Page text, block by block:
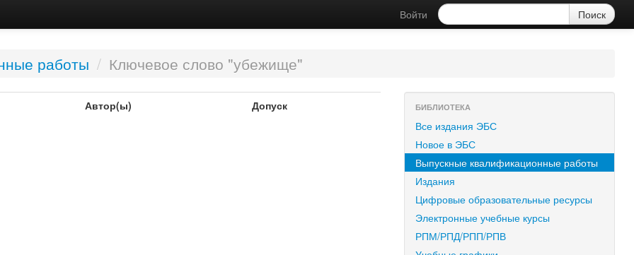
Войти
работы / Ключевое слово "убежище"
Автор(ы) Допуск БИБЛИОТЕКА
Все издания ЭБС
Новое в ЭБС
Выпускные квалификационные работы
Издания
Цифровые образовательные ресурсы
Электронные учебные курсы
РПМ/РПД/РПП/РПВ